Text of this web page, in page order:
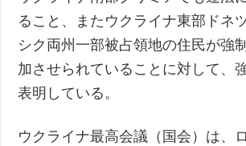
ること、またウクライナ東部ドネ
シク両州一部被占領地の住民が強
加させられていることに対して、
表明している。
ウクライナ最高会議（国会）は、